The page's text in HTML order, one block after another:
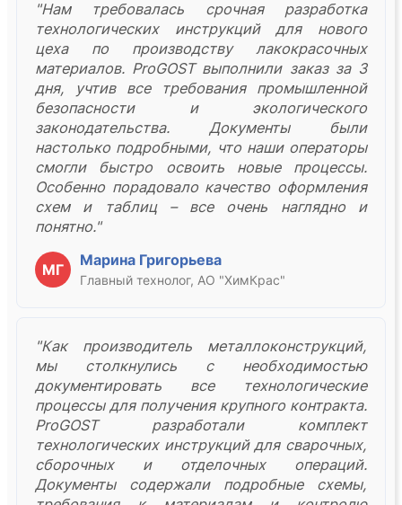
"Нам требовалась срочная разработка
технологических инструкций для нового
цеха по производству лакокрасочных
материалов. ProGOST выполнили заказ за 3
дня, учтив все требования промышленной
безопасности и экологического
законодательства. Документы были
настолько подробными, что наши операторы
смогли быстро освоить новые процессы.
Особенно порадовало качество оформления
схем и таблиц – все очень наглядно и
понятно."
МГ
Марина Григорьева
Главный технолог, АО "ХимКрас"
"Как производитель металлоконструкций,
мы столкнулись с необходимостью
документировать все технологические
процессы для получения крупного контракта.
ProGOST разработали комплект
технологических инструкций для сварочных,
сборочных и отделочных операций.
Документы содержали подробные схемы,